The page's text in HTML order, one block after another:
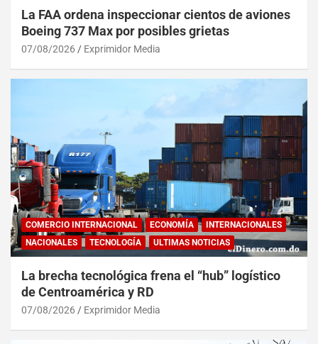
La FAA ordena inspeccionar cientos de aviones
Boeing 737 Max por posibles grietas
07/08/2026 Exprimidor Media
COMERCIO INTERNACIONAL ECONOMÍA
INTERNACIONALES
NACIONALES
TECNOLOGÍA ULTIMAS NOTICIAS
La brecha tecnológica frena el “hub” logístico
de Centroamérica y RD
07/08/2026 Exprimidor Media